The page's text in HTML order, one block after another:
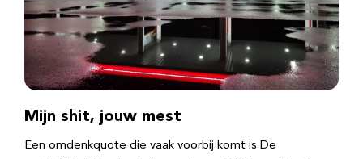
Mijn shit, jouw mest
Een omdenkquote die vaak voorbij komt is De